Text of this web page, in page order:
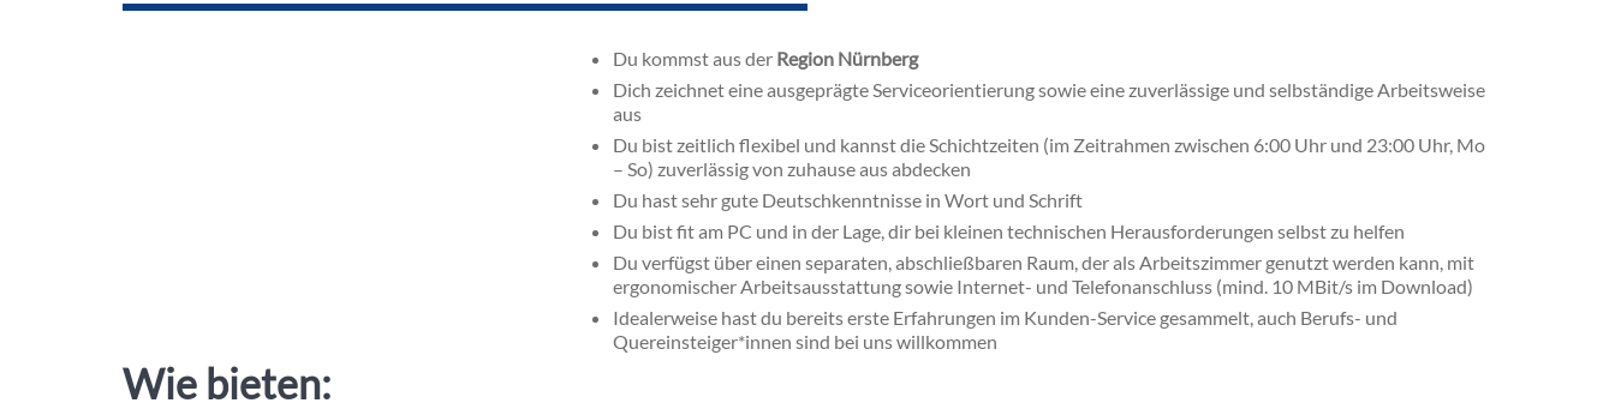
Du kommst aus der Region Nürnberg
Dich zeichnet eine ausgeprägte Serviceorientierung sowie eine zuverlässige und selbständige Arbeitsweise
aus
Du bist zeitlich flexibel und kannst die Schichtzeiten (im Zeitrahmen zwischen 6:00 Uhr und 23:00 Uhr, Mo
– So) zuverlässig von zuhause aus abdecken
Du hast sehr gute Deutschkenntnisse in Wort und Schrift
Du bist fit am PC und in der Lage, dir bei kleinen technischen Herausforderungen selbst zu helfen
Du verfügst über einen separaten, abschließbaren Raum, der als Arbeitszimmer genutzt werden kann, mit
ergonomischer Arbeitsausstattung sowie Internet- und Telefonanschluss (mind. 10 MBit/s im Download)
Idealerweise hast du bereits erste Erfahrungen im Kunden-Service gesammelt, auch Berufs- und
Quereinsteiger*innen sind bei uns willkommen
Wie bieten: